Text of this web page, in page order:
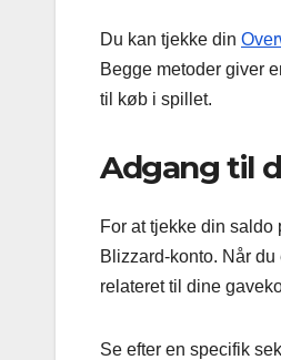
Du kan tjekke din
Begge metoder giver
til køb i spillet.
Adgang til
For at tjekke din
Blizzard-konto. Når
relateret til dine
Se efter en specifik